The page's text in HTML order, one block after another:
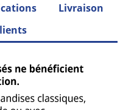
Livraison